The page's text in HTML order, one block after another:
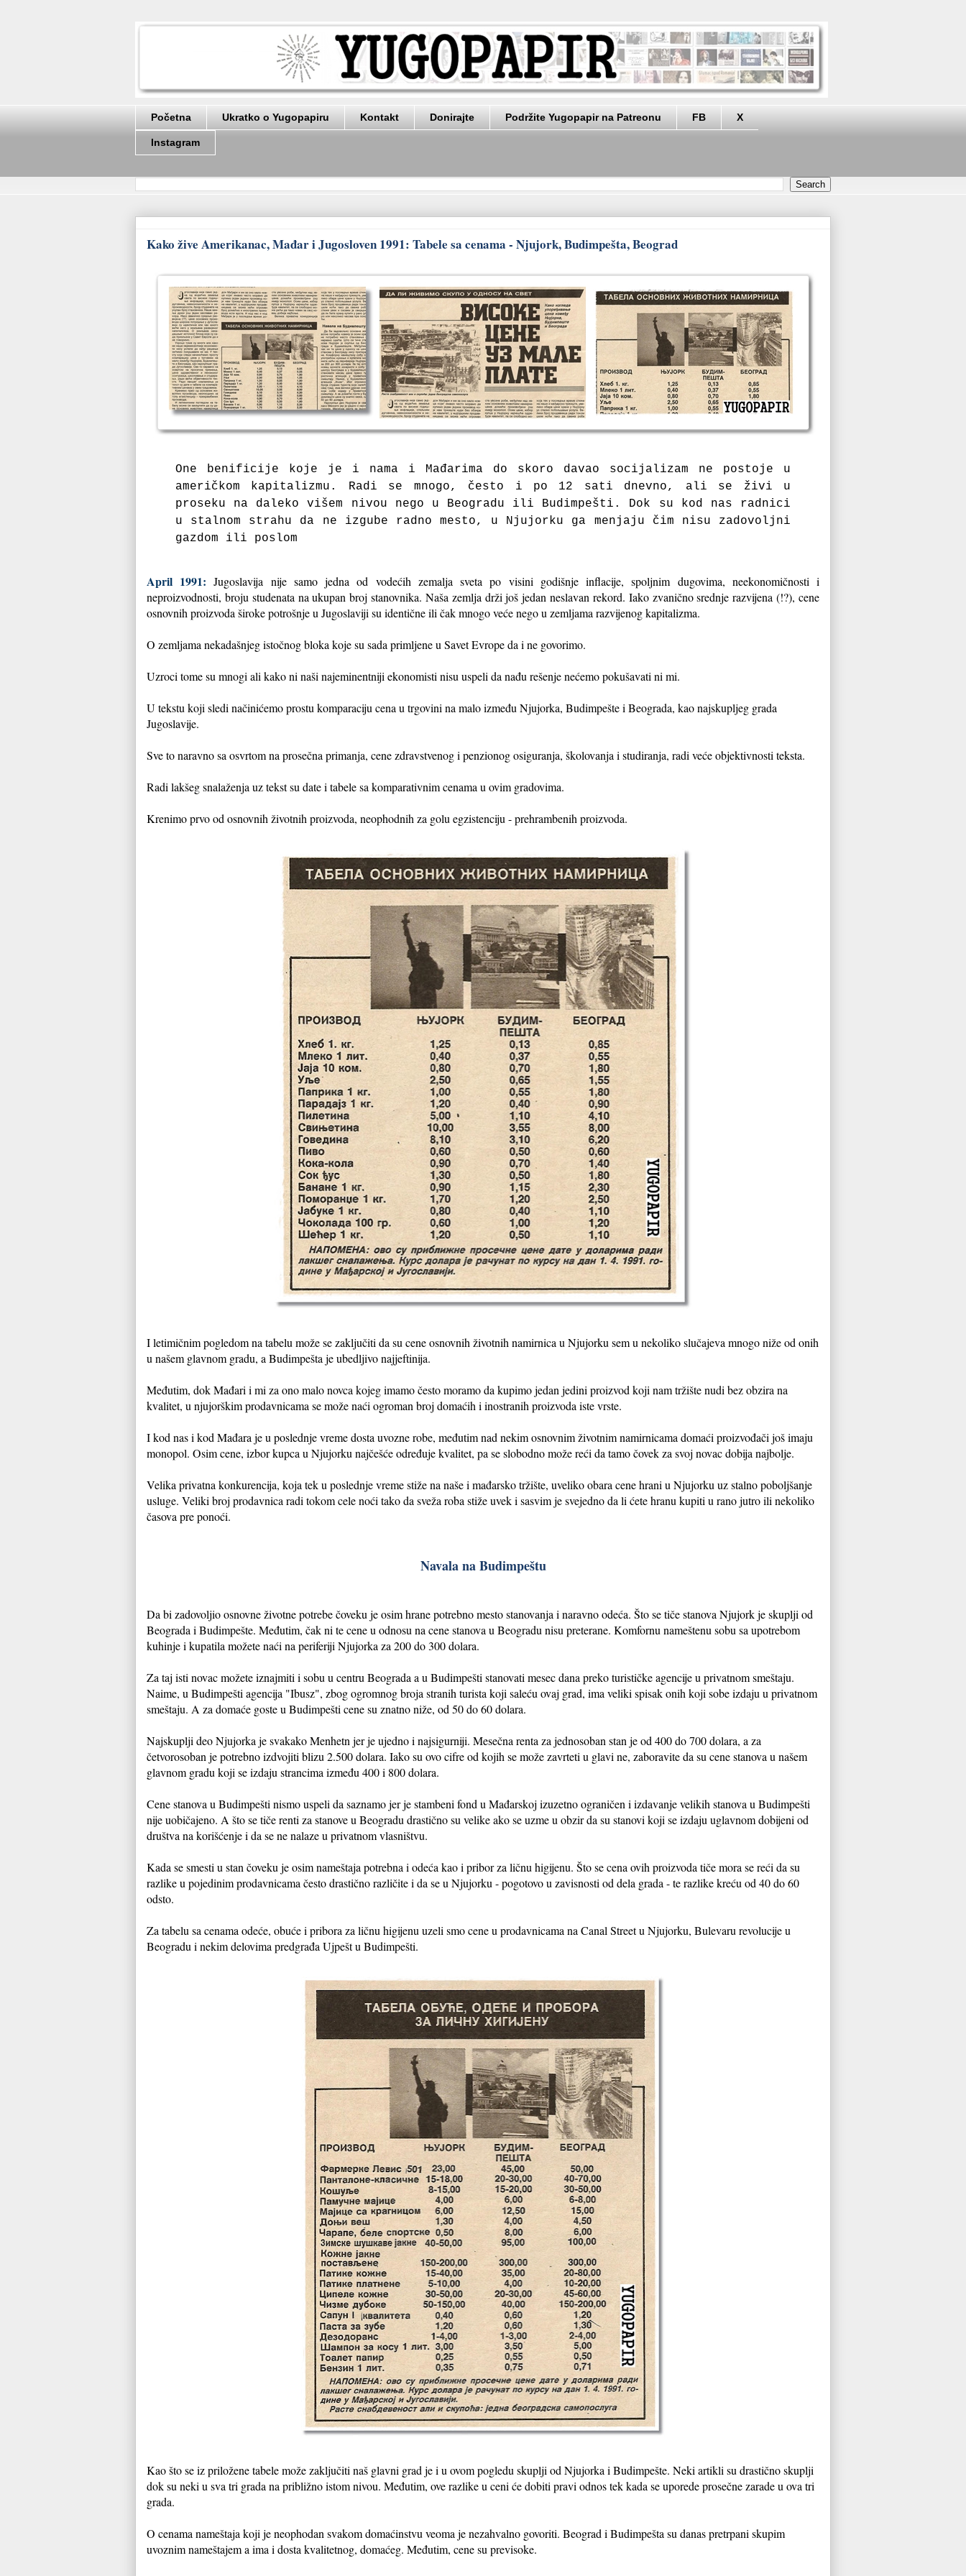
Početna Ukratko o Yugopapiru Kontakt Donirajte Podržite Yugopapir na Patreonu FB X
Instagram
Kako žive Amerikanac, Mađar i Jugosloven 1991: Tabele sa cenama - Njujork, Budimpešta, Beograd
One benificije koje je i nama i Mađarima do skoro davao socijalizam ne postoje u
američkom kapitalizmu. Radi se mnogo, često i po 12 sati dnevno, ali se živi u
proseku na daleko višem nivou nego u Beogradu ili Budimpešti. Dok su kod nas radnici
u stalnom strahu da ne izgube radno mesto, u Njujorku ga menjaju čim nisu zadovoljni
gazdom ili poslom
April 1991:Jugoslavija nije samo jedna od vodećih zemalja sveta po visini godišnje inflacije, spoljnim dugovima, neekonomičnosti i
neproizvodnosti, broju studenata na ukupan broj stanovnika. Naša zemlja drži još jedan neslavan rekord. Iako zvanično srednje razvijena (!?), cene
osnovnih proizvoda široke potrošnje u Jugoslaviji su identične ili čak mnogo veće nego u zemljama razvijenog kapitalizma.
O zemljama nekadašnjeg istočnog bloka koje su sada primljene u Savet Evrope da i ne govorimo.
Uzroci tome su mnogi ali kako ni naši najeminentniji ekonomisti nisu uspeli da nađu rešenje nećemo pokušavati ni mi.
U tekstu koji sledi načinićemo prostu komparaciju cena u trgovini na malo između Njujorka, Budimpešte i Beograda, kao najskupljeg grada
Jugoslavije.
Sve to naravno sa osvrtom na prosečna primanja, cene zdravstvenog i penzionog osiguranja, školovanja i studiranja, radi veće objektivnosti teksta.
Radi lakšeg snalaženja uz tekst su date i tabele sa komparativnim cenama u ovim gradovima.
Krenimo prvo od osnovnih životnih proizvoda, neophodnih za golu egzistenciju - prehrambenih proizvoda.
I letimičnim pogledom na tabelu može se zaključiti da su cene osnovnih životnih namirnica u Njujorku sem u nekoliko slučajeva mnogo niže od onih
u našem glavnom gradu, a Budimpešta je ubedljivo najjeftinija.
Međutim, dok Mađari i mi za ono malo novca kojeg imamo često moramo da kupimo jedan jedini proizvod koji nam tržište nudi bez obzira na
kvalitet, u njujorškim prodavnicama se može naći ogroman broj domaćih i inostranih proizvoda iste vrste.
I kod nas i kod Mađara je u poslednje vreme dosta uvozne robe, međutim nad nekim osnovnim životnim namirnicama domaći proizvođači još imaju
monopol. Osim cene, izbor kupca u Njujorku najčešće određuje kvalitet, pa se slobodno može reći da tamo čovek za svoj novac dobija najbolje.
Velika privatna konkurencija, koja tek u poslednje vreme stiže na naše i mađarsko tržište, uveliko obara cene hrani u Njujorku uz stalno poboljšanje
usluge. Veliki broj prodavnica radi tokom cele noći tako da sveža roba stiže uvek i sasvim je svejedno da li ćete hranu kupiti u rano jutro ili nekoliko
časova pre ponoći.
Navala na Budimpeštu
Da bi zadovoljio osnovne životne potrebe čoveku je osim hrane potrebno mesto stanovanja i naravno odeća. Što se tiče stanova Njujork je skuplji od
Beograda i Budimpešte. Međutim, čak ni te cene u odnosu na cene stanova u Beogradu nisu preterane. Komfornu nameštenu sobu sa upotrebom
kuhinje i kupatila možete naći na periferiji Njujorka za 200 do 300 dolara.
Za taj isti novac možete iznajmiti i sobu u centru Beograda a u Budimpešti stanovati mesec dana preko turističke agencije u privatnom smeštaju.
Naime, u Budimpešti agencija "Ibusz", zbog ogromnog broja stranih turista koji saleću ovaj grad, ima veliki spisak onih koji sobe izdaju u privatnom
smeštaju. A za domaće goste u Budimpešti cene su znatno niže, od 50 do 60 dolara.
Najskuplji deo Njujorka je svakako Menhetn jer je ujedno i najsigurniji. Mesečna renta za jednosoban stan je od 400 do 700 dolara, a za
četvorosoban je potrebno izdvojiti blizu 2.500 dolara. Iako su ovo cifre od kojih se može zavrteti u glavi ne, zaboravite da su cene stanova u našem
glavnom gradu koji se izdaju strancima između 400 i 800 dolara.
Cene stanova u Budimpešti nismo uspeli da saznamo jer je stambeni fond u Mađarskoj izuzetno ograničen i izdavanje velikih stanova u Budimpešti
nije uobičajeno. A što se tiče renti za stanove u Beogradu drastično su velike ako se uzme u obzir da su stanovi koji se izdaju uglavnom dobijeni od
društva na korišćenje i da se ne nalaze u privatnom vlasništvu.
Kada se smesti u stan čoveku je osim nameštaja potrebna i odeća kao i pribor za ličnu higijenu. Što se cena ovih proizvoda tiče mora se reći da su
razlike u pojedinim prodavnicama često drastično različite i da se u Njujorku - pogotovo u zavisnosti od dela grada - te razlike kreću od 40 do 60
odsto.
Za tabelu sa cenama odeće, obuće i pribora za ličnu higijenu uzeli smo cene u prodavnicama na Canal Street u Njujorku, Bulevaru revolucije u
Beogradu i nekim delovima predgrađa Ujpešt u Budimpešti.
Kao što se iz priložene tabele može zaključiti naš glavni grad je i u ovom pogledu skuplji od Njujorka i Budimpešte. Neki artikli su drastično skuplji
dok su neki u sva tri grada na približno istom nivou. Međutim, ove razlike u ceni će dobiti pravi odnos tek kada se uporede prosečne zarade u ova tri
grada.
O cenama nameštaja koji je neophodan svakom domaćinstvu veoma je nezahvalno govoriti. Beograd i Budimpešta su danas pretrpani skupim
uvoznim nameštajem a ima i dosta kvalitetnog, domaćeg. Međutim, cene su previsoke.